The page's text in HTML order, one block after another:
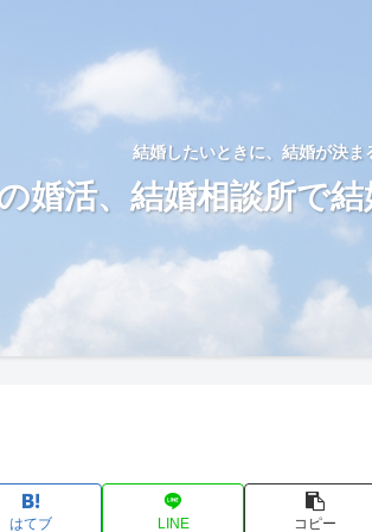
結婚したいときに、結婚が決ま
婚活、結婚相談所で
はてブ LINE コピー